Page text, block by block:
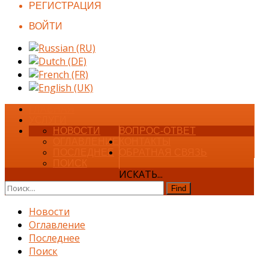
РЕГИСТРАЦИЯ
ВОЙТИ
ВОПРОС-ОТВЕТ
НОВОСТИ
ОГЛАВЛЕНИЕ
ПОСЛЕДНЕЕ
ИСКАТЬ...
Find
Новости
Оглавление
Последнее
Поиск